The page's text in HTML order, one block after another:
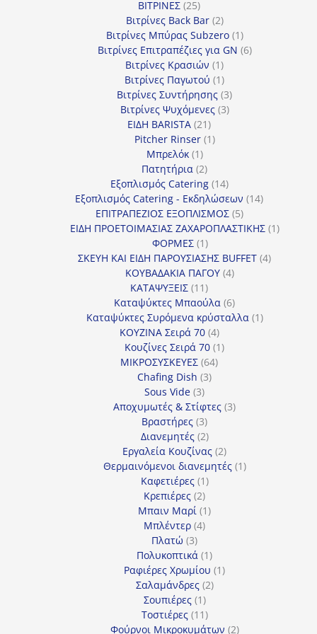
προϊόν
ΒΙΤΡΙΝΕΣ 2525
προϊόντα
Βιτρίνες Back Bar 22
προϊόντα
Βιτρίνες Mπύρας Subzero 11
προϊόν
Βιτρίνες Επιτραπέζιες για GN 66
Βιτρίνες Κρασιών 11
προϊόν
Βιτρίνες Παγωτού 11
προϊόν
Βιτρίνες Συντήρησης 33
προϊόντα
Βιτρίνες Ψυχόμενες 33
ΕΙΔΗ BARISTA 2121
προϊόντα
Pitcher Rinser 11
Μπρελόκ 11
προϊόν
Πατητήρια 22
προϊόντα
Εξοπλισμός Catering 1414
προϊόντα
Εξοπλισμός Catering - Εκδηλώσεων 1414
ΕΠΙΤΡΑΠΕΖΙΟΣ ΕΞΟΠΛΙΣΜΟΣ 55
προϊόντα
ΕΙΔΗ ΠΡΟΕΤΟΙΜΑΣΙΑΣ ΖΑΧΑΡΟΠΛΑΣΤΙΚΗΣ 11
ΦΟΡΜΕΣ 11
προϊόν
ΣΚΕΥΗ ΚΑΙ ΕΙΔΗ ΠΑΡΟΥΣΙΑΣΗΣ BUFFET 44
ΚΟΥΒΑΔΑΚΙΑ ΠΑΓΟΥ 44
ΚΑΤΑΨΥΞΕΙΣ 1111
προϊόντα
Καταψύκτες Μπαούλα 66
προϊόντα
Καταψύκτες Συρόμενα κρύσταλλα 11
ΚΟΥΖΙΝΑ Σειρά 70 44
προϊόντα
Κουζίνες Σειρά 70 11
ΜΙΚΡΟΣΥΣΚΕΥΕΣ 6464
Chafing Dish 33
Sous Vide 33
προϊόντα
Αποχυμωτές & Στίφτες 33
Βραστήρες 33
προϊόντα
Διανεμητές 22
προϊόντα
Εργαλεία Κουζίνας 22
προϊόντα
Θερμαινόμενοι διανεμητές 11
Καφετιέρες 11
προϊόν
Κρεπιέρες 22
προϊόντα
Μπαιν Μαρί 11
Μπλέντερ 44
Πλατώ 33
προϊόντα
Πολυκοπτικά 11
προϊόν
Ραφιέρες Χρωμίου 11
Σαλαμάνδρες 22
Σουπιέρες 11
προϊόν
Τοστιέρες 1111
προϊόντα
Φούρνοι Μικροκυμάτων 22